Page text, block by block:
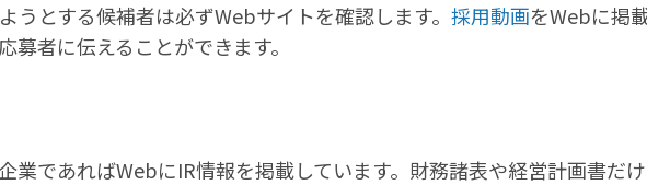
うとする候補者は必ずWebサイトを確認します。 採用動画をWebに掲
募者に伝えることができます。
業であればWebにIR情報を掲載しています。財務諸表や経営計画書だけ